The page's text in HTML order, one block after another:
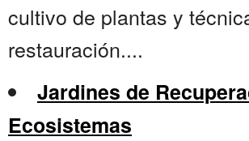
cultivo de plantas y
restauración....
Jardines de
Ecosistemas